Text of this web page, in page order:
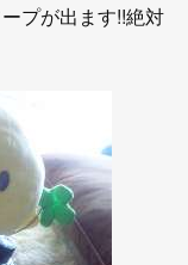
プが出ます!!絶対